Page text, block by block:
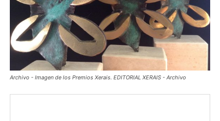
Archivo - Imagen de los Premios Xerais. EDITORIAL XERAIS - Archivo